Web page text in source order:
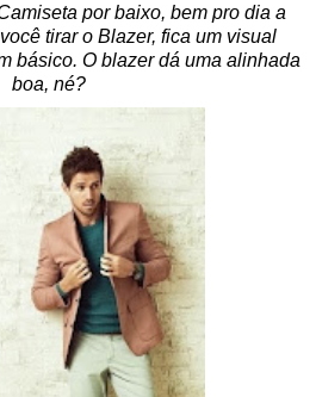
por baixo, bem pro dia a
tirar o Blazer, fica um visual
básico. O blazer dá uma alinhada
boa, né?